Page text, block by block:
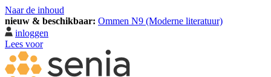
Naar de inhoud
nieuw & beschikbaar: Ommen N9 (Moderne literatuur)
inloggen
Lees voor